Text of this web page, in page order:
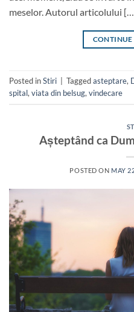
meselor. Autorul articolului
CONTINUE
Posted inStiri Taggedasteptare,
spital, viata din belsug, vindecare
Așteptând ca
POSTED ON MAY